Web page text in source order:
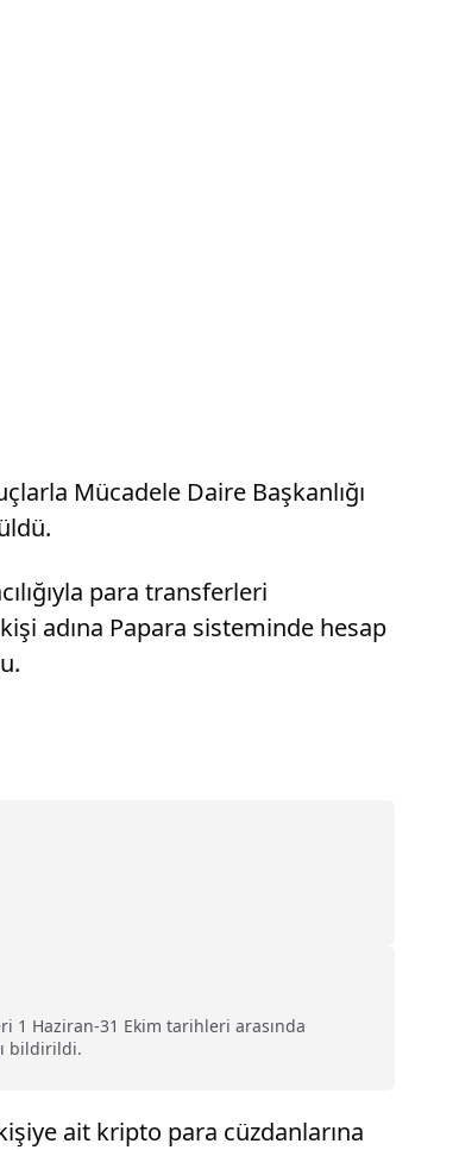
Mücadele Daire Başkanlığı
para transferleri
adına Papara sisteminde hesap
1 Haziran-31 Ekim tarihleri arasında
bildirildi.
ait kripto para cüzdanlarına